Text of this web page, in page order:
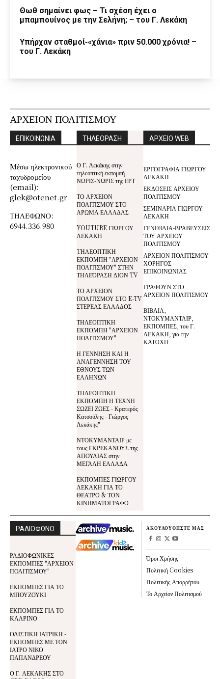
Θωθ σημαίνει φως – Τι σχέση έχει ο
μπαμπουίνος με την Σελήνη; – του Γ. Λεκάκη
Υπήρχαν σταθμοί-«χάνια» πριν 50.000 χρόνια! –
του Γ. Λεκάκη
ΑΡΧΕΙΟΝ ΠΟΛΙΤΙΣΜΟΥ
ΕΠΙΚΟΙΝΩΝΙΑ
Mέσω ηλεκτρονικού
ταχυδρομείου
(email):
glek@otenet.gr
ΤΗΛΕΦΩΝΟ:
6944.336.980
ΤΗΛΕΟΡΑΣΗ
Ο Γ. Λεκάκης στην
τηλεοπτική εκπομπή
ΝΩΡΙΣ-ΝΩΡΙΣ της ΕΡΤ
ΤΟ ΑΡΧΕΙΟΝ
ΠΟΛΙΤΙΣΜΟΥ ΣΤΟ
ΑΡΩΜΑ ΕΛΛΑΔΑΣ
YOUTUBE ΓΙΩΡΓΟΥ
ΛΕΚΑΚΗ
TΗΛΕΟΠΤΙΚΗ
ΕΚΠΟΜΠΗ "ΑΡΧΕΙΟΝ
ΠΟΛΙΤΙΣΜΟΥ" ΣΤΗΝ
ΤΗΛΕΌΡΑΣΗ ΔΙΟΝ TV
ΤΟ ΑΡΧΕΙΟΝ
ΠΟΛΙΤΙΣΜΟΥ ΣΤΟ E-TV
ΣΤΕΡΕΑΣ ΕΛΛΑΔΟΣ
ΤΗΛΕΟΠΤΙΚΗ
ΕΚΠΟΜΠΗ "ΑΡΧΕΙΟΝ
ΠΟΛΙΤΙΣΜΟΥ"
Η ΓΕΝΝΗΣΗ ΚΑΙ Η
ΑΝΑΓΕΝΝΗΣΗ ΤΟΥ
ΕΘΝΟΥΣ ΤΩΝ
ΕΛΛΗΝΩΝ
ΤΗΛΕΟΠΤΙΚΗ
ΕΚΠΟΜΠΗ Η ΤΕΧΝΗ
ΣΩΖΕΙ ΖΩΕΣ - Κρατερός
Κατσούλης - Γιώργος
Λεκάκης"
ΝΤΟΚΥΜΑΝΤΑΙΡ με
τους ΓΚΡΕΚΑΝΟΥΣ της
ΑΠΟΥΛΙΑΣ στην
ΜΕΓΑΛΗ ΕΛΛΑΔΑ
ΕΚΠΟΜΠΕΣ ΓΙΩΡΓΟΥ
ΛΕΚΑΚΗ ΓΙΑ ΤΟ
ΘΕΑΤΡΟ & ΤΟΝ
ΚΙΝΗΜΑΤΟΓΡΑΦΟ
ΑΡΧΕΙΟ WEB
ΕΡΓΟΓΡΑΦΙΑ ΓΙΩΡΓΟΥ
ΛΕΚΑΚΗ
ΕΚΔΟΣΕΙΣ ΑΡΧΕΙΟΥ
ΠΟΛΙΤΙΣΜΟΥ
ΣΕΜΙΝΑΡΙΑ ΓΙΩΡΓΟΥ
ΛΕΚΑΚΗ
ΓΕΝΕΘΛΙΑ-ΒΡΑΒΕΥΣΕΙΣ
ΤΟΥ ΑΡΧΕΙΟΥ
ΠΟΛΙΤΙΣΜΟΥ
ΑΡΧΕΙΟΝ ΠΟΛΙΤΙΣΜΟΥ
ΧΟΡΗΓΟΣ
ΕΠΙΚΟΙΝΩΝΙΑΣ
ΓΡΑΦΟΥΝ ΣΤΟ
ΑΡΧΕΙΟΝ ΠΟΛΙΤΙΣΜΟΥ
ΒΙΒΛΙΑ,
ΝΤΟΚΥΜΑΝΤΑΙΡ,
ΕΚΠΟΜΠΕΣ, του Γ.
ΛΕΚΑΚΗ, για την
ΚΑΤΟΧΗ
ΡΑΔΙΟΦΩΝΟ
ΡΑΔΙΟΦΩΝΙΚΕΣ
ΕΚΠΟΜΠΕΣ "ΑΡΧΕΙΟΝ
ΠΟΛΙΤΙΣΜΟΥ"
ΕΚΠΟΜΠΕΣ ΓΙΑ ΤΟ
ΜΠΟΥΖΟΥΚΙ
ΕΚΠΟΜΠΕΣ ΓΙΑ ΤΟ
ΚΛΑΡΙΝΟ
ΟΛΙΣΤΙΚΗ ΙΑΤΡΙΚΗ -
ΕΚΠΟΜΠΕΣ ΜΕ ΤΟΝ
ΙΑΤΡΟ ΝΙΚΟ
ΠΑΠΑΝΔΡΕΟΥ
Ο Γ. ΛΕΚΑΚΗΣ ΣΤΟ
ΑΚΟΥΛΟΥΘΗΣΤΕ ΜΑΣ
Όροι Χρήσης
Πολιτική Cookies
Πολιτικής Απορρήτου
Το Αρχείον Πολιτισμού